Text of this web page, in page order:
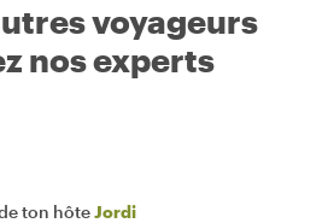
voyageurs
nos experts
ton hôteJordi